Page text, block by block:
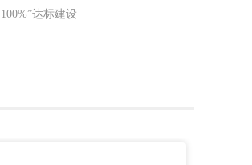
100%”达标建设